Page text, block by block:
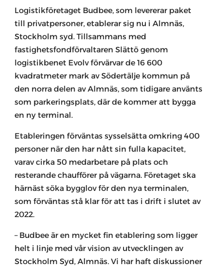
Logistikföretaget Budbee, som levererar paket
till privatpersoner, etablerar sig nu i Almnäs,
Stockholm syd. Tillsammans med
fastighetsfondförvaltaren Slättö genom
logistikbenet Evolv förvärvar de 16 600
kvadratmeter mark av Södertälje kommun på
den norra delen av Almnäs, som tidigare använts
som parkeringsplats, där de kommer att bygga
en ny terminal.
Etableringen förväntas sysselsätta omkring 400
personer när den har nått sin fulla kapacitet,
varav cirka 50 medarbetare på plats och
resterande chaufförer på vägarna. Företaget ska
härnäst söka bygglov för den nya terminalen,
som förväntas stå klar för att tas i drift i slutet av
2022.
– Budbee är en mycket fin etablering som ligger
helt i linje med vår vision av utvecklingen av
Stockholm Syd, Almnäs. Vi har haft diskussioner